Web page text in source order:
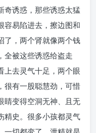
奇诱惑，那些诱惑太猛
容易陷进去，擦边图和
了，两个肾就像两个钱
全被这些诱惑给盗走
上去灵气十足，两个眼
很有一股聪慧劲，可惜
睛变得空洞无神、且无
精史。很多小孩都灵气